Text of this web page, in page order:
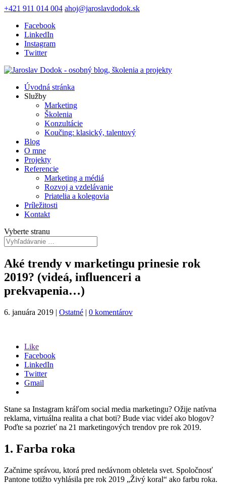
+421 911 014 004 ahoj@jaroslavdodok.sk
Facebook
LinkedIn
Instagram
Twitter
Úvodná stránka
Služby
Marketing
Školenia
Konzultácie
Koučing: klasický, talentový
Blog
O mne
Projekty
Referencie
Marketing a médiá
Rozvoj a vzdelávanie
Priatelia a kolegovia
Príležitosti
Kontakt
Vyberte stranu
Aké trendy v marketingu prinesie rok
2019? (videá, influenceri a
prekvapenia…)
6. januára 2019 | Ostatné | 0 komentárov
Like
Facebook
LinkedIn
Twitter
Gmail
Stane sa Instagram kráľom social media marketingu? Ožije natívna
reklama, virtuálna realita a chat boti? Bude viac videí ako blogov?
Poďte sa pozrieť na 21 marketingových trendov pre rok 2019.
1. Farba roka
Začnime správou, ktorá pred nedávnom obletela svet. Spoločnosť
Pantone totižto vyhlásila pre rok 2019 „Živý koral“ ako farbu roka.